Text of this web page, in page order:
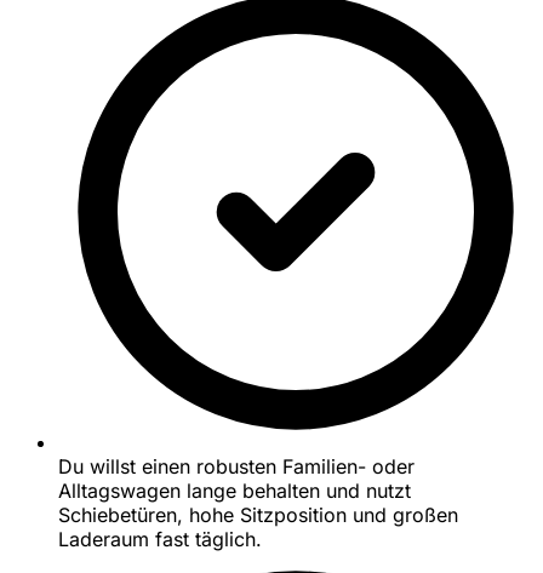
Du willst einen robusten Familien- oder
Alltagswagen lange behalten und nutzt
Schiebetüren, hohe Sitzposition und großen
Laderaum fast täglich.